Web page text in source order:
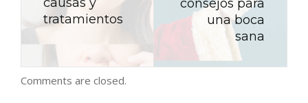
tratamientos
consejos para
una boca
sana
Comments are closed.